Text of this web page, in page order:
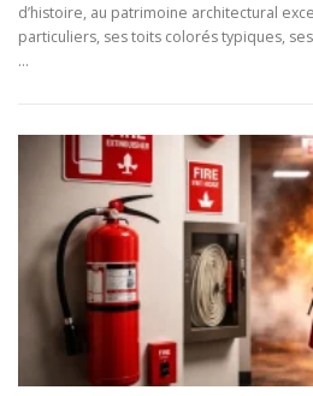
d’histoire, au patrimoine architectural
particuliers, ses toits colorés typiques,
…